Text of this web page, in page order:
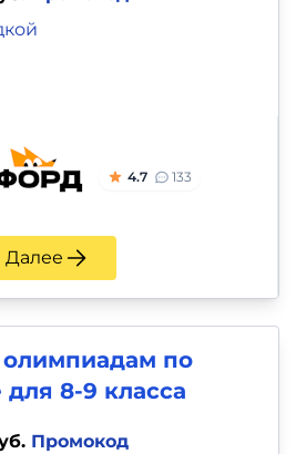
4.7 133
Далее
олимпиадам по
8-9 класса
Промокод